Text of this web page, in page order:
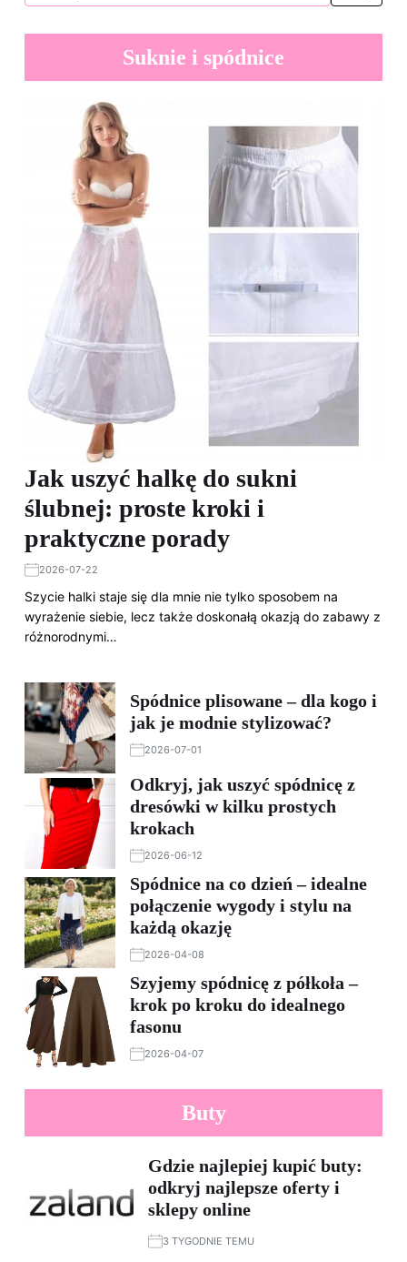
Suknie i spódnice
Jak uszyć halkę do sukni
ślubnej: proste kroki i
praktyczne porady
2026-07-22
Szycie halki staje się dla mnie nie tylko sposobem na
wyrażenie siebie, lecz także doskonałą okazją do zabawy z
różnorodnymi…
Spódnice plisowane – dla kogo i
jak je modnie stylizować?
2026-07-01
Odkryj, jak uszyć spódnicę z
dresówki w kilku prostych
krokach
2026-06-12
Spódnice na co dzień – idealne
połączenie wygody i stylu na
każdą okazję
2026-04-08
Szyjemy spódnicę z półkoła –
krok po kroku do idealnego
fasonu
2026-04-07
Buty
Gdzie najlepiej kupić buty:
odkryj najlepsze oferty i
sklepy online
3 TYGODNIE TEMU